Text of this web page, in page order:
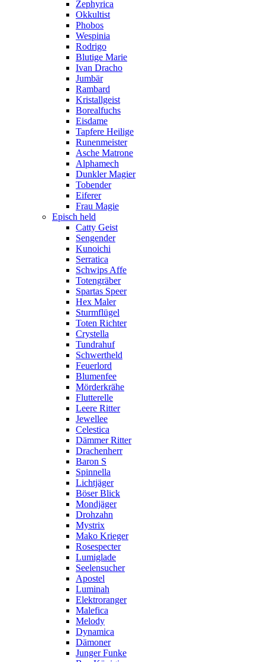
Zephyrica
Okkultist
Phobos
Wespinia
Rodrigo
Blutige Marie
Ivan Dracho
Jumbär
Rambard
Kristallgeist
Borealfuchs
Eisdame
Tapfere Heilige
Runenmeister
Asche Matrone
Alphamech
Dunkler Magier
Tobender
Eiferer
Frau Magie
Episch held
Catty Geist
Sengender
Kunoichi
Serratica
Schwips Affe
Totengräber
Spartas Speer
Hex Maler
Sturmflügel
Toten Richter
Crystella
Tundrahuf
Schwertheld
Feuerlord
Blumenfee
Mörderkrähe
Flutterelle
Leere Ritter
Jewellee
Celestica
Dämmer Ritter
Drachenherr
Baron S
Spinnella
Lichtjäger
Böser Blick
Mondjäger
Drohzahn
Mystrix
Mako Krieger
Rosespecter
Lumiglade
Seelensucher
Apostel
Luminah
Elektroranger
Malefica
Melody
Dynamica
Dämoner
Junger Funke